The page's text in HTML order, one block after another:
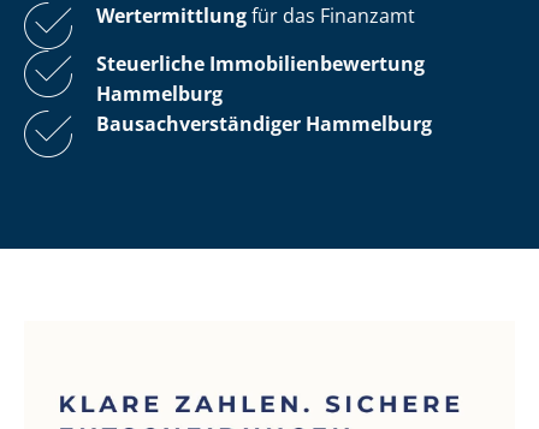
Wertermittlungfür das Finanzamt
Steuerliche Im­mo­bi­li­en­be­wer­tung
Hammelburg
Bau­sach­ver­stän­di­ger Hammelburg